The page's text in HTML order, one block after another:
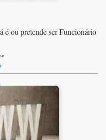
é ou pretende ser Funcionário